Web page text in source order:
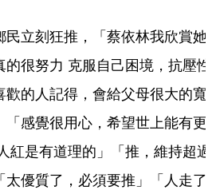
民立刻狂推，「蔡依林我欣賞她
很努力 克服自己困境，抗壓性
歡的人記得，會給父母很大的寬
「感覺很用心，希望世上能有更
紅是有道理的」「推，維持超過
太優質了，必須要推」「人走了